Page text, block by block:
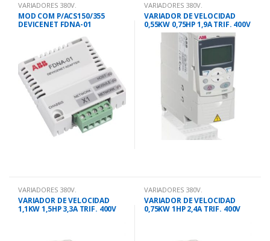
VARIADORES 380V.
MOD COM P/ACS150/355
DEVICENET FDNA-01
VARIADORES 380V.
VARIADOR DE VELOCIDAD
0,55KW 0,75HP 1,9A TRIF. 400V
ACS355
VARIADORES 380V.
VARIADOR DE VELOCIDAD
1,1KW 1,5HP 3,3A TRIF. 400V
VARIADORES 380V.
VARIADOR DE VELOCIDAD
0,75KW 1HP 2,4A TRIF. 400V